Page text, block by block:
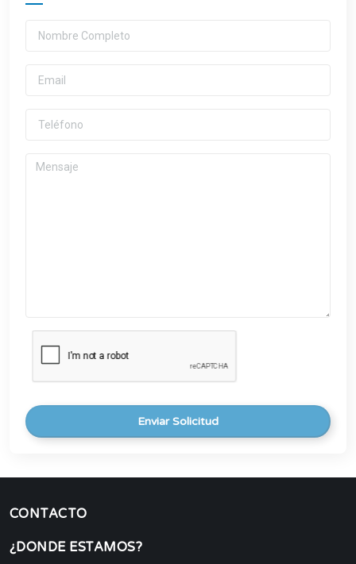
Enviar Solicitud
CONTACTO
¿DONDE ESTAMOS?